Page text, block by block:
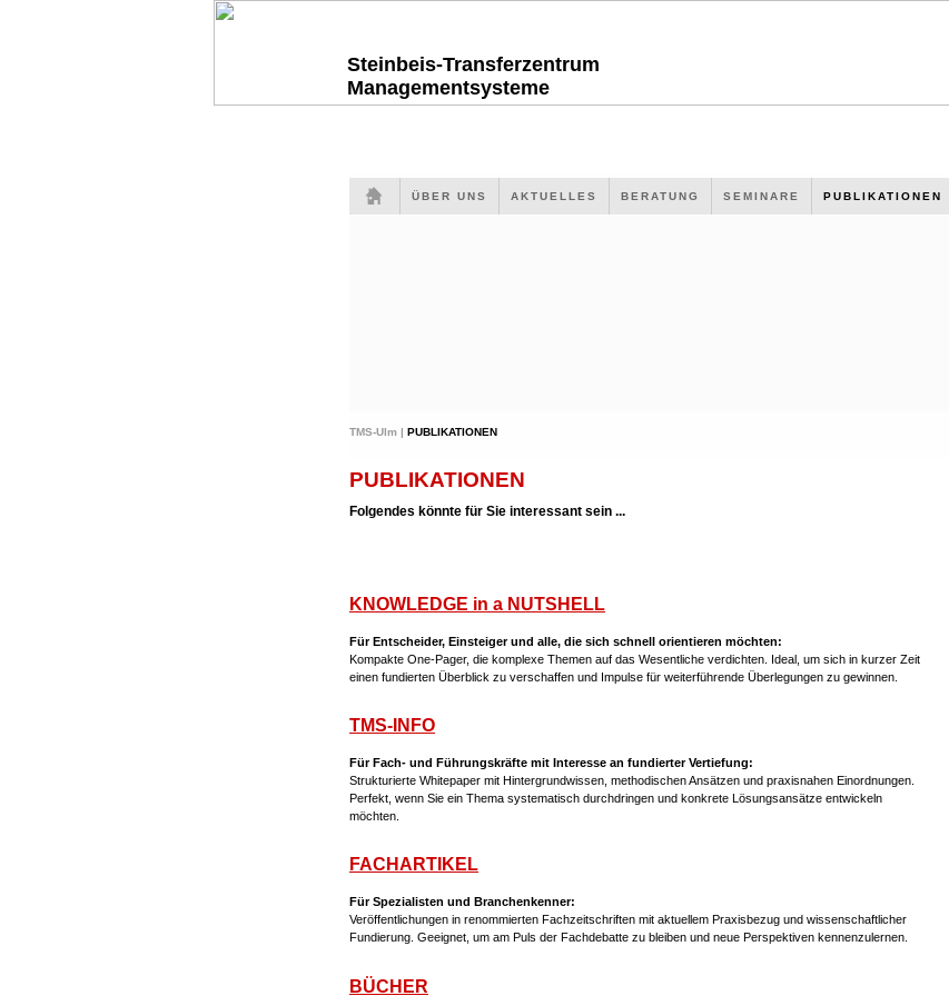
Steinbeis-Transferzentrum
Managementsysteme
ÜBER UNS AKTUELLES BERATUNG SEMINARE PUBLIKATIONEN
TMS-Ulm | PUBLIKATIONEN
PUBLIKATIONEN
Folgendes könnte für Sie interessant sein ...
KNOWLEDGE in a NUTSHELL
Für Entscheider, Einsteiger und alle, die sich schnell orientieren möchten:
Kompakte One-Pager, die komplexe Themen auf das Wesentliche verdichten. Ideal, um sich in kurzer Zeit
einen fundierten Überblick zu verschaffen und Impulse für weiterführende Überlegungen zu gewinnen.
TMS-INFO
Für Fach- und Führungskräfte mit Interesse an fundierter Vertiefung:
Strukturierte Whitepaper mit Hintergrundwissen, methodischen Ansätzen und praxisnahen Einordnungen.
Perfekt, wenn Sie ein Thema systematisch durchdringen und konkrete Lösungsansätze entwickeln
möchten.
FACHARTIKEL
Für Spezialisten und Branchenkenner:
Veröffentlichungen in renommierten Fachzeitschriften mit aktuellem Praxisbezug und wissenschaftlicher
Fundierung. Geeignet, um am Puls der Fachdebatte zu bleiben und neue Perspektiven kennenzulernen.
BÜCHER